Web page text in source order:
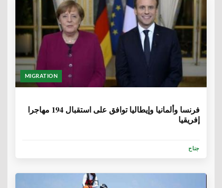
MIGRATION
فرنسا وألمانيا وإيطاليا توافق على استقبال 194 مهاجرا
إفريقيا
جناح